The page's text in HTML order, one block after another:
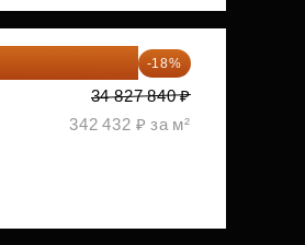
-18%
34 827 840 ₽
342 432 ₽ за м²